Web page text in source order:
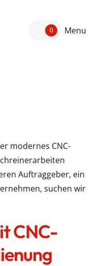
0 Menu
modernes CNC-
Auftraggeber, ein
suchen wir
CNC-